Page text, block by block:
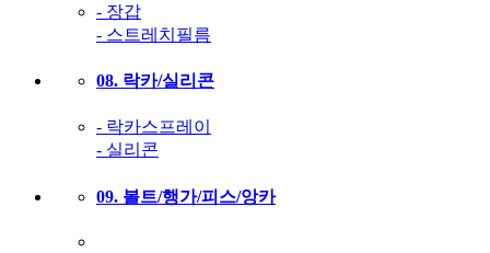
- 장갑
- 스트레치필름
08. 락카/실리콘
- 락카스프레이
- 실리콘
09. 볼트/행가/피스/앙카